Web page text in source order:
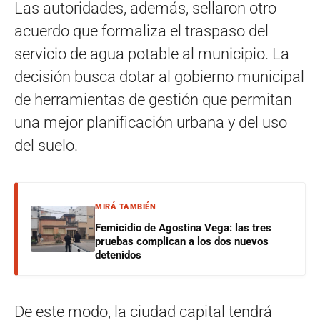
Las autoridades, además, sellaron otro
acuerdo que formaliza el traspaso del
servicio de agua potable al municipio. La
decisión busca dotar al gobierno municipal
de herramientas de gestión que permitan
una mejor planificación urbana y del uso
del suelo.
MIRÁ TAMBIÉN
Femicidio de Agostina Vega: las tres
pruebas complican a los dos nuevos
detenidos
De este modo, la ciudad capital tendrá